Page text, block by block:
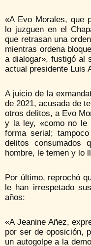
«A Evo Morales, que
lo juzguen en el
que retrasan una
mientras ordena
a dialogar», fustigó al
actual presidente Luis
A juicio de la
de 2021, acusada de
otros delitos, a Evo
y la ley, «como no le
forma serial;
delitos consumados
hombre, le temen y lo
Por último, reprochó
le han irrespetado
años:
«A Jeanine Añez,
por ser de oposición,
un autogolpe a la